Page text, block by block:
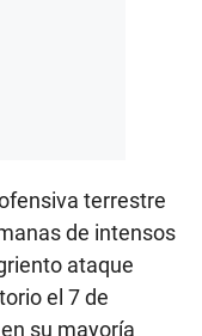
terrestre
de intensos
ataque
el 7 de
su mayoría